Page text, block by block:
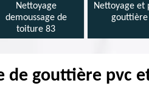
Nettoyage
demoussage de
toiture 83
Nettoyage et
gouttière
gouttière pvc